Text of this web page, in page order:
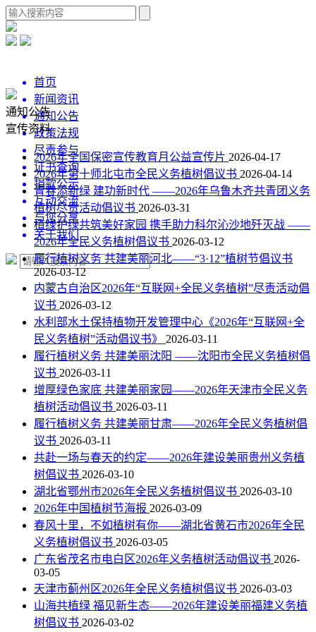
首页
新闻资讯
通知公告
政策法规
尽责参与
证书查询
捐款公示
互动交流
与您分享
关于我们
通知公告
宣传资料
2026年全国保密宣传教育月公益宣传片 2026-04-17
2026年第十师北屯市全民义务植树倡议书 2026-04-14
青春添新绿 建功新时代 ——2026年乌鲁木齐共青团义务
植树尽责活动倡议书 2026-03-31
植绿护绿共筑美好家园 携手助力科尔沁沙地歼灭战 ——
2026年全民义务植树倡议书 2026-03-12
履行植树义务 共建美丽河北——“3·12”植树节倡议书
2026-03-12
内蒙古自治区2026年“互联网+全民义务植树”尽责活动倡
议书 2026-03-12
水利部水土保持植物开发管理中心《2026年“互联网+全
民义务植树”活动倡议书》 2026-03-11
履行植树义务 共建美丽沈阳 ——沈阳市全民义务植树倡
议书 2026-03-11
增厚绿色家底 共建美丽家园——2026年天津市全民义务
植树活动倡议书 2026-03-11
履行植树义务 共建美丽甘肃——2026年全民义务植树倡
议书 2026-03-11
共赴一场与春天的约定——2026年建设美丽贵州义务植
树倡议书 2026-03-10
湖北省鄂州市2026年全民义务植树倡议书 2026-03-10
2026年中国植树节海报 2026-03-09
春风十里，不如植树有你——湖北省黄石市2026年全民
义务植树倡议书 2026-03-05
广东省茂名市电白区2026年义务植树活动倡议书 2026-
03-05
天津市蓟州区2026年全民义务植树倡议书 2026-03-03
山海共植绿 福见新生态​——2026年建设美丽福建义务植
树倡议书​ 2026-03-02